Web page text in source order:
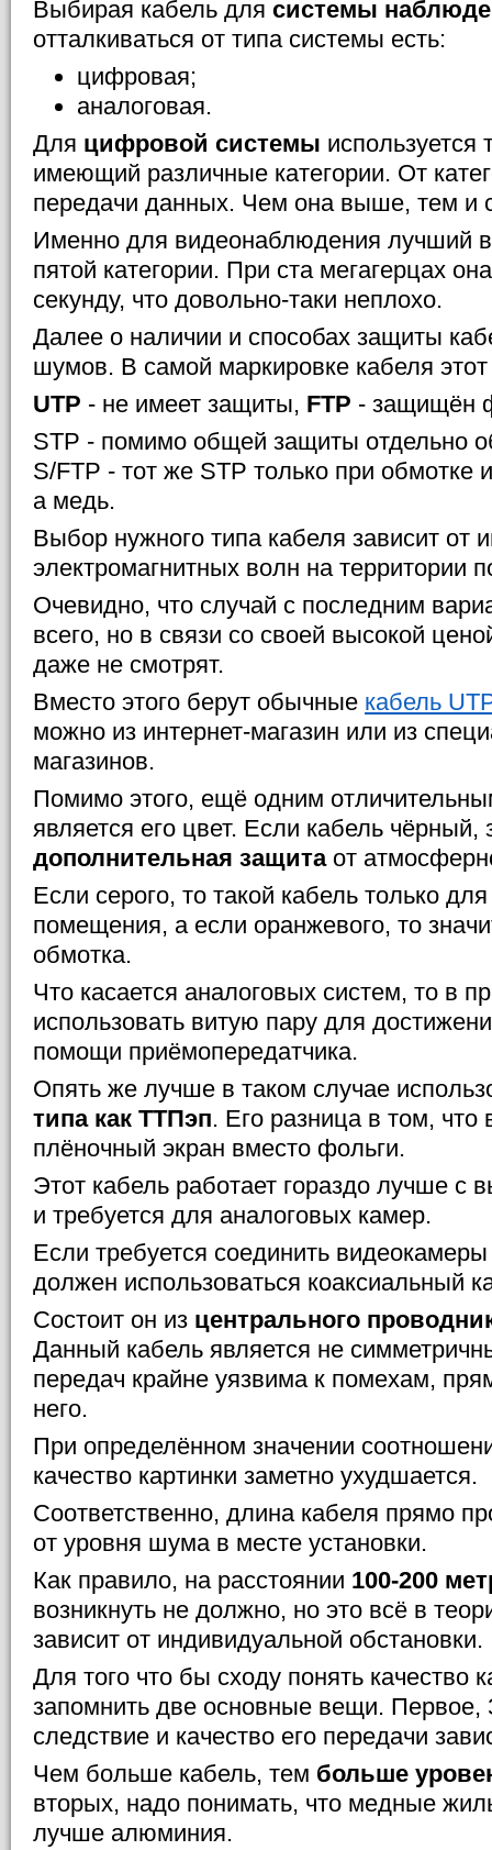
Выбирая кабель для системы
отталкиваться от типа системы есть:
цифровая;
аналоговая.
Для цифровой системы используется
имеющий различные категории. От
передачи данных. Чем она выше, тем и
Именно для видеонаблюдения лучший
пятой категории. При ста мегагерцах
секунду, что довольно-таки неплохо.
Далее о наличии и способах защиты
шумов. В самой маркировке кабеля этот
UTP - не имеет защиты, FTP - защищён
STP - помимо общей защиты отдельно
S/FTP - тот же STP только при обмотке
а медь.
Выбор нужного типа кабеля зависит от
электромагнитных волн на территории
Очевидно, что случай с последним
всего, но в связи со своей высокой
даже не смотрят.
Вместо этого берут обычные кабель
можно из интернет-магазин или из
магазинов.
Помимо этого, ещё одним
является его цвет. Если кабель чёрный,
дополнительная защитаот
Если серого, то такой кабель только
помещения, а если оранжевого, то
обмотка.
Что касается аналоговых систем, то в
использовать витую пару для
помощи приёмопередатчика.
Опять же лучше в таком случае
типа как ТТПэп. Его разница в том, что
плёночный экран вместо фольги.
Этот кабель работает гораздо лучше с
и требуется для аналоговых камер.
Если требуется соединить видеокамеры
должен использоваться коаксиальный
Состоит он из центрального
Данный кабель является не
передач крайне уязвима к помехам,
него.
При определённом значении
качество картинки заметно ухудшается.
Соответственно, длина кабеля прямо
от уровня шума в месте установки.
Как правило, на расстоянии 100-200
возникнуть не должно, но это всё в
зависит от индивидуальной обстановки.
Для того что бы сходу понять качество
запомнить две основные вещи. Первое,
следствие и качество его передачи
Чем больше кабель, тем больше
вторых, надо понимать, что медные
лучше алюминия.